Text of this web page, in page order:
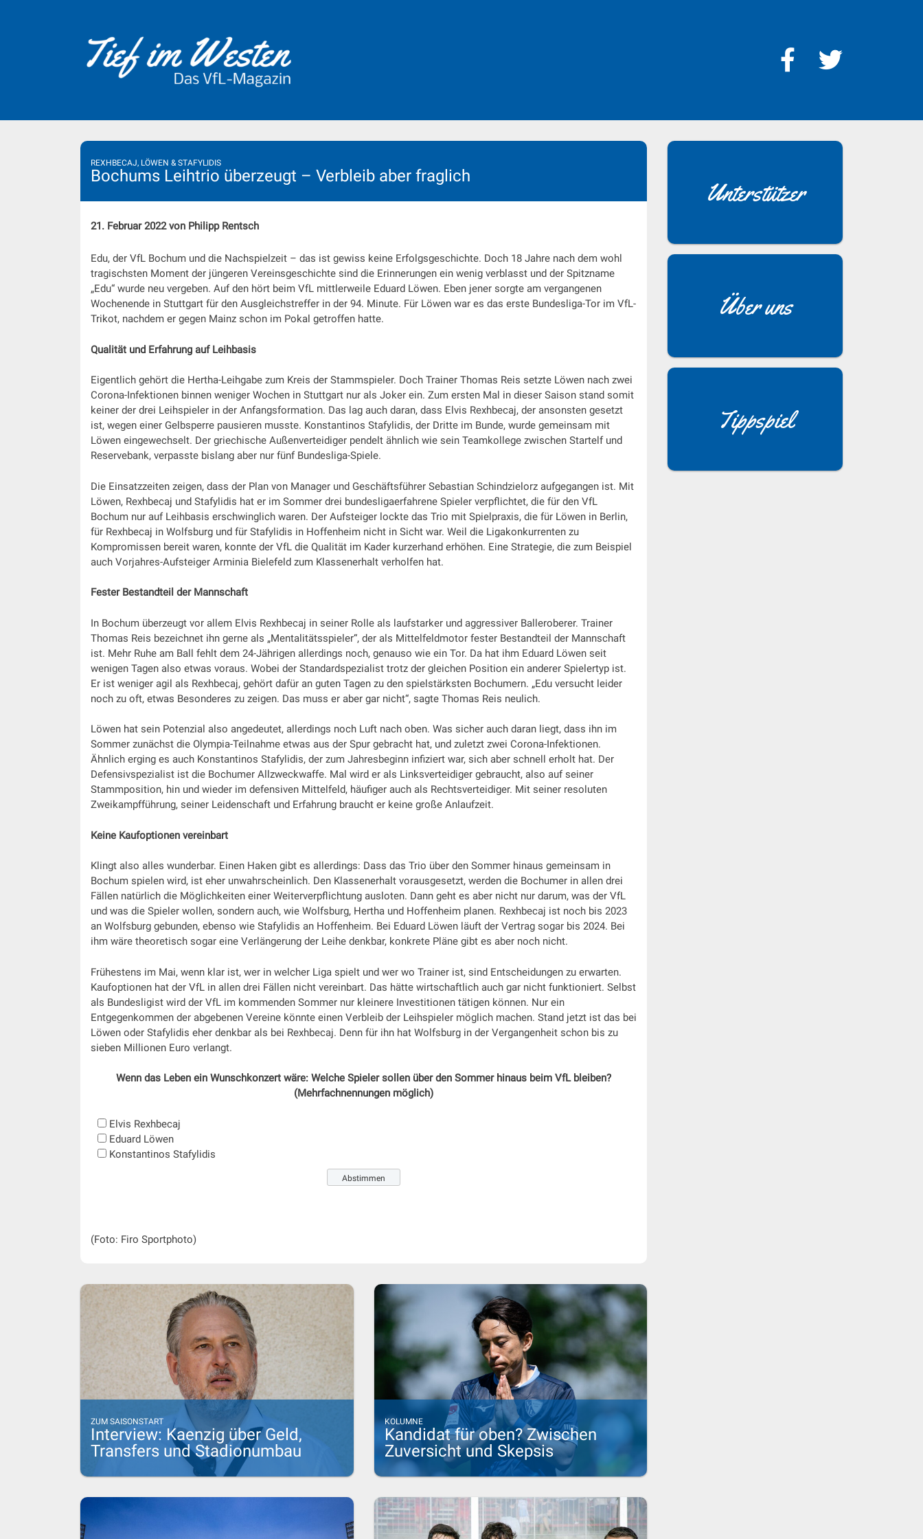
REXHBECAJ, LÖWEN & STAFYLIDIS
Bochums Leihtrio überzeugt – Verbleib aber fraglich
21. Februar 2022 von Philipp Rentsch
Edu, der VfL Bochum und die Nachspielzeit – das ist gewiss keine Erfolgsgeschichte. Doch 18 Jahre nach dem wohl
tragischsten Moment der jüngeren Vereinsgeschichte sind die Erinnerungen ein wenig verblasst und der Spitzname
„Edu“ wurde neu vergeben. Auf den hört beim VfL mittlerweile Eduard Löwen. Eben jener sorgte am vergangenen
Wochenende in Stuttgart für den Ausgleichstreffer in der 94. Minute. Für Löwen war es das erste Bundesliga-Tor im VfL-
Trikot, nachdem er gegen Mainz schon im Pokal getroffen hatte.
Qualität und Erfahrung auf Leihbasis
Eigentlich gehört die Hertha-Leihgabe zum Kreis der Stammspieler. Doch Trainer Thomas Reis setzte Löwen nach zwei
Corona-Infektionen binnen weniger Wochen in Stuttgart nur als Joker ein. Zum ersten Mal in dieser Saison stand somit
keiner der drei Leihspieler in der Anfangsformation. Das lag auch daran, dass Elvis Rexhbecaj, der ansonsten gesetzt
ist, wegen einer Gelbsperre pausieren musste. Konstantinos Stafylidis, der Dritte im Bunde, wurde gemeinsam mit
Löwen eingewechselt. Der griechische Außenverteidiger pendelt ähnlich wie sein Teamkollege zwischen Startelf und
Reservebank, verpasste bislang aber nur fünf Bundesliga-Spiele.
Die Einsatzzeiten zeigen, dass der Plan von Manager und Geschäftsführer Sebastian Schindzielorz aufgegangen ist. Mit
Löwen, Rexhbecaj und Stafylidis hat er im Sommer drei bundesligaerfahrene Spieler verpflichtet, die für den VfL
Bochum nur auf Leihbasis erschwinglich waren. Der Aufsteiger lockte das Trio mit Spielpraxis, die für Löwen in Berlin,
für Rexhbecaj in Wolfsburg und für Stafylidis in Hoffenheim nicht in Sicht war. Weil die Ligakonkurrenten zu
Kompromissen bereit waren, konnte der VfL die Qualität im Kader kurzerhand erhöhen. Eine Strategie, die zum Beispiel
auch Vorjahres-Aufsteiger Arminia Bielefeld zum Klassenerhalt verholfen hat.
Fester Bestandteil der Mannschaft
In Bochum überzeugt vor allem Elvis Rexhbecaj in seiner Rolle als laufstarker und aggressiver Balleroberer. Trainer
Thomas Reis bezeichnet ihn gerne als „Mentalitätsspieler“, der als Mittelfeldmotor fester Bestandteil der Mannschaft
ist. Mehr Ruhe am Ball fehlt dem 24-Jährigen allerdings noch, genauso wie ein Tor. Da hat ihm Eduard Löwen seit
wenigen Tagen also etwas voraus. Wobei der Standardspezialist trotz der gleichen Position ein anderer Spielertyp ist.
Er ist weniger agil als Rexhbecaj, gehört dafür an guten Tagen zu den spielstärksten Bochumern. „Edu versucht leider
noch zu oft, etwas Besonderes zu zeigen. Das muss er aber gar nicht“, sagte Thomas Reis neulich.
Löwen hat sein Potenzial also angedeutet, allerdings noch Luft nach oben. Was sicher auch daran liegt, dass ihn im
Sommer zunächst die Olympia-Teilnahme etwas aus der Spur gebracht hat, und zuletzt zwei Corona-Infektionen.
Ähnlich erging es auch Konstantinos Stafylidis, der zum Jahresbeginn infiziert war, sich aber schnell erholt hat. Der
Defensivspezialist ist die Bochumer Allzweckwaffe. Mal wird er als Linksverteidiger gebraucht, also auf seiner
Stammposition, hin und wieder im defensiven Mittelfeld, häufiger auch als Rechtsverteidiger. Mit seiner resoluten
Zweikampfführung, seiner Leidenschaft und Erfahrung braucht er keine große Anlaufzeit.
Keine Kaufoptionen vereinbart
Klingt also alles wunderbar. Einen Haken gibt es allerdings: Dass das Trio über den Sommer hinaus gemeinsam in
Bochum spielen wird, ist eher unwahrscheinlich. Den Klassenerhalt vorausgesetzt, werden die Bochumer in allen drei
Fällen natürlich die Möglichkeiten einer Weiterverpflichtung ausloten. Dann geht es aber nicht nur darum, was der VfL
und was die Spieler wollen, sondern auch, wie Wolfsburg, Hertha und Hoffenheim planen. Rexhbecaj ist noch bis 2023
an Wolfsburg gebunden, ebenso wie Stafylidis an Hoffenheim. Bei Eduard Löwen läuft der Vertrag sogar bis 2024. Bei
ihm wäre theoretisch sogar eine Verlängerung der Leihe denkbar, konkrete Pläne gibt es aber noch nicht.
Frühestens im Mai, wenn klar ist, wer in welcher Liga spielt und wer wo Trainer ist, sind Entscheidungen zu erwarten.
Kaufoptionen hat der VfL in allen drei Fällen nicht vereinbart. Das hätte wirtschaftlich auch gar nicht funktioniert. Selbst
als Bundesligist wird der VfL im kommenden Sommer nur kleinere Investitionen tätigen können. Nur ein
Entgegenkommen der abgebenen Vereine könnte einen Verbleib der Leihspieler möglich machen. Stand jetzt ist das bei
Löwen oder Stafylidis eher denkbar als bei Rexhbecaj. Denn für ihn hat Wolfsburg in der Vergangenheit schon bis zu
sieben Millionen Euro verlangt.
Wenn das Leben ein Wunschkonzert wäre: Welche Spieler sollen über den Sommer hinaus beim VfL bleiben?
(Mehrfachnennungen möglich)
Elvis Rexhbecaj
Eduard Löwen
Konstantinos Stafylidis
(Foto: Firo Sportphoto)
ZUM SAISONSTART
Interview: Kaenzig über Geld,
Transfers und Stadionumbau
KOLUMNE
Kandidat für oben? Zwischen
Zuversicht und Skepsis
Unterstützer
Über uns
Tippspiel